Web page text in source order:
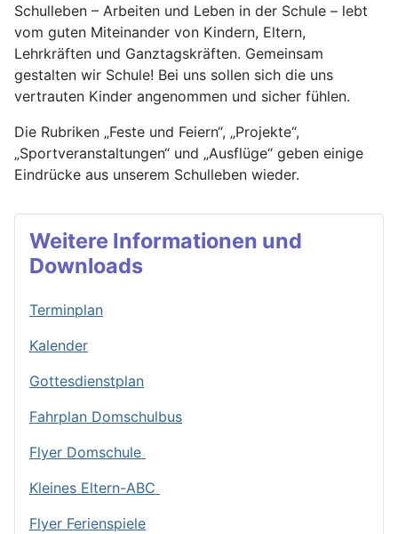
Schulleben – Arbeiten und Leben in der Schule – lebt
vom guten Miteinander von Kindern, Eltern,
Lehrkräften und Ganztagskräften. Gemeinsam
gestalten wir Schule! Bei uns sollen sich die uns
vertrauten Kinder angenommen und sicher fühlen.
Die Rubriken „Feste und Feiern“, „Projekte“,
„Sportveranstaltungen“ und „Ausflüge“ geben einige
Eindrücke aus unserem Schulleben wieder.
Weitere Informationen und
Downloads
Terminplan
Kalender
Gottesdienstplan
Fahrplan Domschulbus
Flyer Domschule
Kleines Eltern-ABC
Flyer Ferienspiele